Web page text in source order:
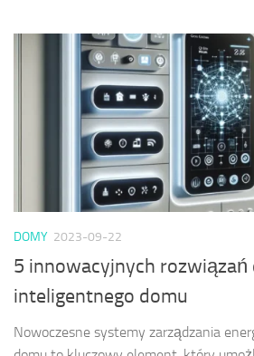
DOMY 2023-09-22
5 innowacyjnych rozwiązań
inteligentnego domu
Nowoczesne systemy zarządzania